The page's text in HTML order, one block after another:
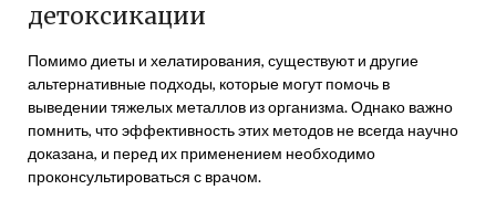
детоксикации
Помимо диеты и хелатирования, существуют и другие
альтернативные подходы, которые могут помочь в
выведении тяжелых металлов из организма. Однако важно
помнить, что эффективность этих методов не всегда научно
доказана, и перед их применением необходимо
проконсультироваться с врачом.